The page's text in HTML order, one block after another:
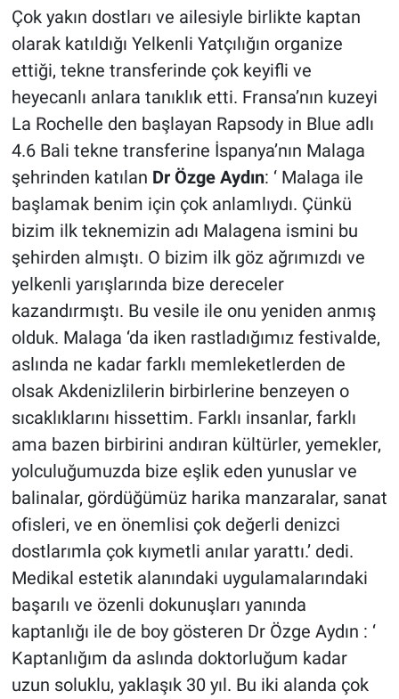
Çok yakın dostları ve ailesiyle birlikte kaptan
olarak katıldığı Yelkenli Yatçılığın organize
ettiği, tekne transferinde çok keyifli ve
heyecanlı anlara tanıklık etti. Fransa’nın kuzeyi
La Rochelle den başlayan Rapsody in Blue adlı
4.6 Bali tekne transferine İspanya’nın Malaga
şehrinden katılan Dr Özge Aydın: ‘ Malaga ile
başlamak benim için çok anlamlıydı. Çünkü
bizim ilk teknemizin adı Malagena ismini bu
şehirden almıştı. O bizim ilk göz ağrımızdı ve
yelkenli yarışlarında bize dereceler
kazandırmıştı. Bu vesile ile onu yeniden anmış
olduk. Malaga ‘da iken rastladığımız festivalde,
aslında ne kadar farklı memleketlerden de
olsak Akdenizlilerin birbirlerine benzeyen o
sıcaklıklarını hissettim. Farklı insanlar, farklı
ama bazen birbirini andıran kültürler, yemekler,
yolculuğumuzda bize eşlik eden yunuslar ve
balinalar, gördüğümüz harika manzaralar, sanat
ofisleri, ve en önemlisi çok değerli denizci
dostlarımla çok kıymetli anılar yarattı.’ dedi.
Medikal estetik alanındaki uygulamalarındaki
başarılı ve özenli dokunuşları yanında
kaptanlığı ile de boy gösteren Dr Özge Aydın : ‘
Kaptanlığım da aslında doktorluğum kadar
uzun soluklu, yaklaşık 30 yıl. Bu iki alanda çok